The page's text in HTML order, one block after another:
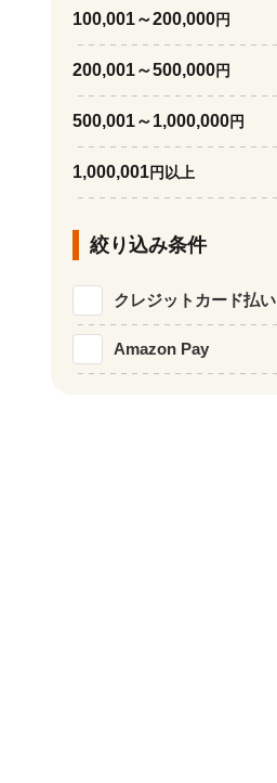
100,001～200,000円
200,001～500,000円
500,001～1,000,000円
1,000,001円以上
絞り込み条件
クレジットカード払い
Amazon Pay